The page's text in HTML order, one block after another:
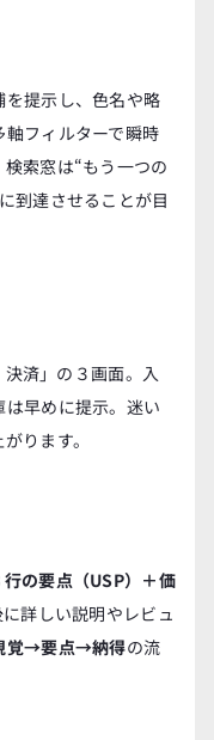
提示し、色名や略
フィルターで瞬時
索窓は“もう一つの
到達させることが目
済」の３画面。入
早めに提示。迷い
ります。
の要点（USP）＋価
詳しい説明やレビュ
覚→要点→納得の流